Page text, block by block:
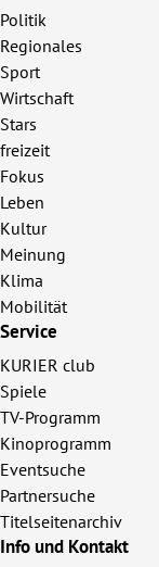
Politik
Regionales
Sport
Wirtschaft
Stars
freizeit
Fokus
Leben
Kultur
Meinung
Klima
Mobilität
Service
KURIER club
Spiele
TV-Programm
Kinoprogramm
Eventsuche
Partnersuche
Titelseitenarchiv
Info und Kontakt